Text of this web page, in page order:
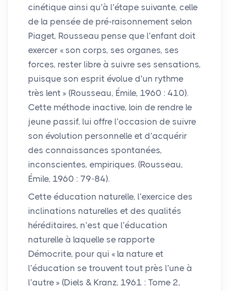
cinétique ainsi qu’à l’étape suivante, celle
de la pensée de pré-raisonnement selon
Piaget, Rousseau pense que l’enfant doit
exercer « son corps, ses organes, ses
forces, rester libre à suivre ses sensations,
puisque son esprit évolue d’un rythme
très lent » (Rousseau, Émile, 1960 : 410).
Cette méthode inactive, loin de rendre le
jeune passif, lui offre l’occasion de suivre
son évolution personnelle et d’acquérir
des connaissances spontanées,
inconscientes, empiriques. (Rousseau,
Émile, 1960 : 79-84).
Cette éducation naturelle, l’exercice des
inclinations naturelles et des qualités
héréditaires, n’est que l’éducation
naturelle à laquelle se rapporte
Démocrite, pour qui « la nature et
l’éducation se trouvent tout près l’une à
l’autre » (Diels & Kranz, 1961 : Tome 2,